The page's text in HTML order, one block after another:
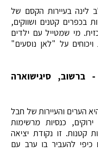
בעיירות הקסם של
בכפרים קטנים ושווקים,
מי שמטייל עם ילדים
על "לאן נוסעים"
ברשוב, סיגישוארה
הערים והעיירות של חבל
כנסיות מרשימות
קטנות. זו נקודת יציאה
כיפי להעביר בו ערב עם